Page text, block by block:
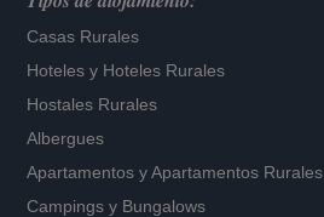
Casas Rurales
Hoteles y Hoteles Rurales
Hostales Rurales
Albergues
Apartamentos yApartamentos Rurales
Campings y Bungalows